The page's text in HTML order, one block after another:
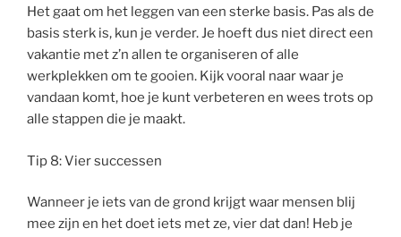
Het gaat om het leggen van een sterke basis. Pas als de
basis sterk is, kun je verder. Je hoeft dus niet direct een
vakantie met z’n allen te organiseren of alle
werkplekken om te gooien. Kijk vooral naar waar je
vandaan komt, hoe je kunt verbeteren en wees trots op
alle stappen die je maakt.
Tip 8: Vier successen
Wanneer je iets van de grond krijgt waar mensen blij
mee zijn en het doet iets met ze, vier dat dan! Heb je